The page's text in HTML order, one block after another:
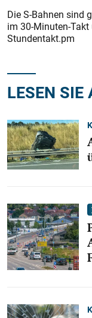
Die S-Bahnen sind
im 30-Minuten-
Stundentakt.pm
LESEN SIE